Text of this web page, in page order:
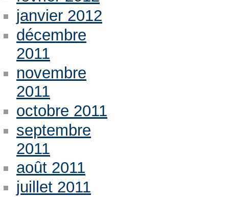
janvier 2012
décembre
2011
novembre
2011
octobre 2011
septembre
2011
août 2011
juillet 2011